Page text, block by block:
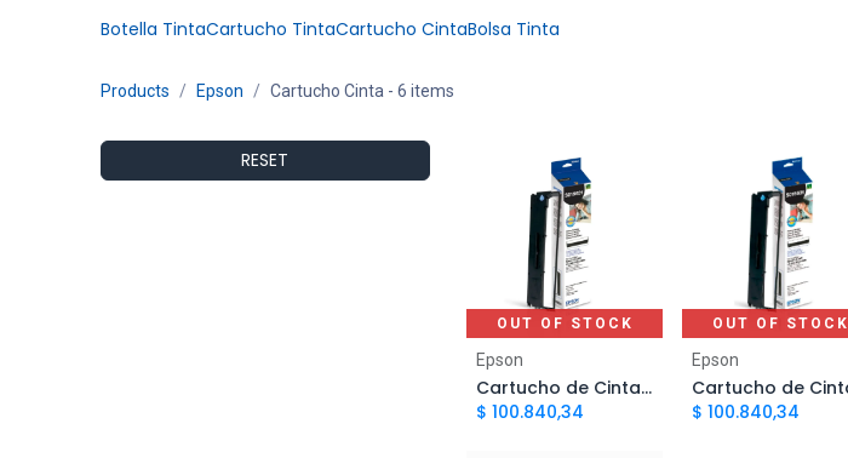
Botella TintaCartucho TintaCartucho CintaBolsa Tinta
Products Epson Cartucho Cinta - 6 items
RESET
OUT OF STOCK
Epson
Cartucho de Cinta Epson LX-350 | Original
$ 100.840,34
OUT OF STOCK
Epson
$100.840,34